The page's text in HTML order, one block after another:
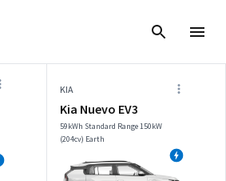
KIA
Kia Nuevo EV3
59kWh Standard Range 150kW
(204cv) Earth